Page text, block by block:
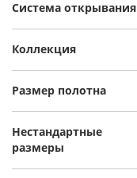
Система открывания
Коллекция
Размер полотна
Нестандартные
размеры